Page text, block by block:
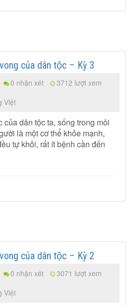
của dân tộc – Kỳ 3
0 nhận xét
3712 lượt xem
Việt
của dân tộc ta, sống trong môi
là một cơ thể khỏe mạnh,
tự khỏi, rất ít bệnh cần đến
của dân tộc – Kỳ 2
0 nhận xét
3071 lượt xem
Việt